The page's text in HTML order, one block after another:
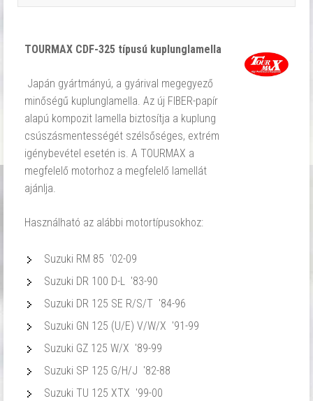
TOURMAX CDF-325 típusú kuplunglamella
Japán gyártmányú, a gyárival megegyező
minőségű kuplunglamella. Az új FIBER-papír
alapú kompozit lamella biztosítja a kuplung
csúszásmentességét szélsőséges, extrém
igénybevétel esetén is. A TOURMAX a
megfelelő motorhoz a megfelelő lamellát
ajánlja.
Használható az alábbi motortípusokhoz:
Suzuki RM 85 '02-09
Suzuki DR 100 D-L '83-90
Suzuki DR 125 SE R/S/T '84-96
Suzuki GN 125 (U/E) V/W/X '91-99
Suzuki GZ 125 W/X '89-99
Suzuki SP 125 G/H/J '82-88
Suzuki TU 125 XTX '99-00